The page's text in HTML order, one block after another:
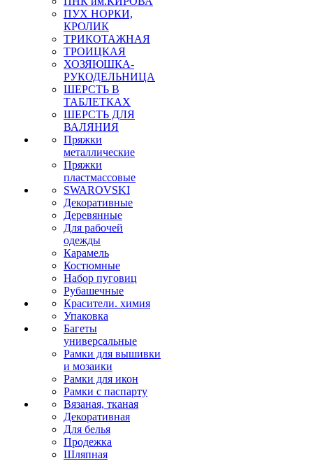
ПУХ НОРКИ,
КРОЛИК
ТРИКОТАЖНАЯ
ТРОИЦКАЯ
ХОЗЯЮШКА-
РУКОДЕЛЬНИЦА
ШЕРСТЬ В
ТАБЛЕТКАХ
ШЕРСТЬ ДЛЯ
ВАЛЯНИЯ
Пряжки
металлические
Пряжки
пластмассовые
SWAROVSKI
Декоративные
Деревянные
Для рабочей
одежды
Карамель
Костюмные
Набор пуговиц
Рубашечные
Красители. химия
Упаковка
Багеты
универсальные
Рамки для вышивки
и мозаики
Рамки для икон
Рамки с паспарту
Вязаная, тканая
Декоративная
Для белья
Продежка
Шляпная